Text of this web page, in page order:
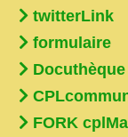
twitterLink
formulaire
Docuthèque
FORK